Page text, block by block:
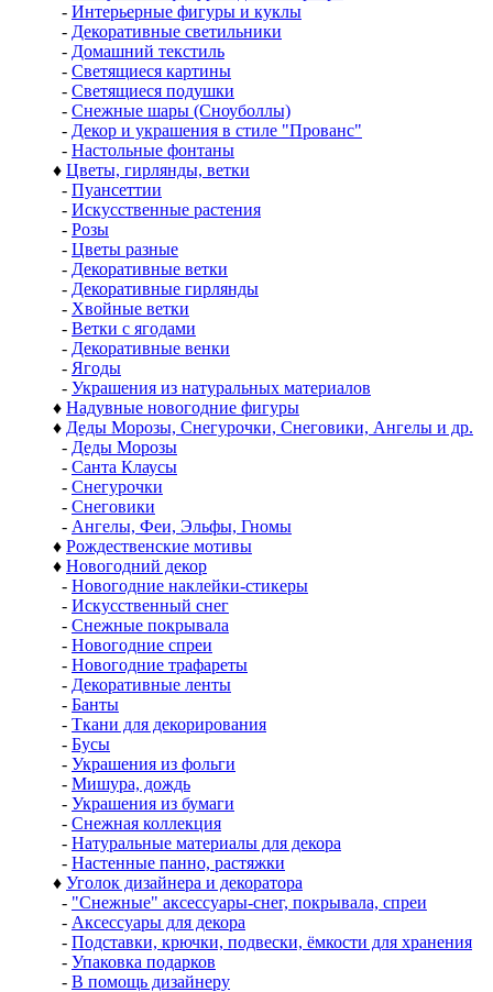
- Интерьерные фигуры и куклы
- Декоративные светильники
- Домашний текстиль
- Светящиеся картины
- Светящиеся подушки
- Снежные шары (Сноуболлы)
- Декор и украшения в стиле "Прованс"
- Настольные фонтаны
♦ Цветы, гирлянды, ветки
- Пуансеттии
- Искусственные растения
- Розы
- Цветы разные
- Декоративные ветки
- Декоративные гирлянды
- Хвойные ветки
- Ветки с ягодами
- Декоративные венки
- Ягоды
- Украшения из натуральных материалов
♦ Надувные новогодние фигуры
♦ Деды Морозы, Снегурочки, Снеговики, Ангелы и др.
- Деды Морозы
- Санта Клаусы
- Снегурочки
- Снеговики
- Ангелы, Феи, Эльфы, Гномы
♦ Рождественские мотивы
♦ Новогодний декор
- Новогодние наклейки-стикеры
- Искусственный снег
- Снежные покрывала
- Новогодние спреи
- Новогодние трафареты
- Декоративные ленты
- Банты
- Ткани для декорирования
- Бусы
- Украшения из фольги
- Мишура, дождь
- Украшения из бумаги
- Снежная коллекция
- Натуральные материалы для декора
- Настенные панно, растяжки
♦ Уголок дизайнера и декоратора
- "Снежные" аксессуары-снег, покрывала, спреи
- Аксессуары для декора
- Подставки, крючки, подвески, ёмкости для хранения
- Упаковка подарков
- В помощь дизайнеру